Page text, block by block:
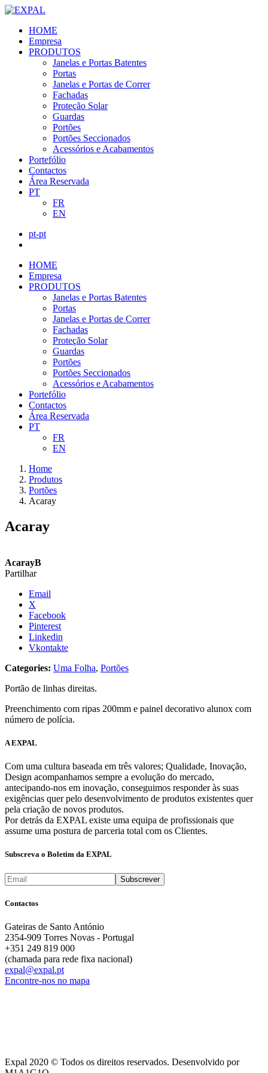
HOME
Empresa
PRODUTOS
Janelas e Portas Batentes
Portas
Janelas e Portas de Correr
Fachadas
Proteção Solar
Guardas
Portões
Portões Seccionados
Acessórios e Acabamentos
Portefólio
Contactos
Área Reservada
PT
FR
EN
pt-pt
HOME
Empresa
PRODUTOS
Janelas e Portas Batentes
Portas
Janelas e Portas de Correr
Fachadas
Proteção Solar
Guardas
Portões
Portões Seccionados
Acessórios e Acabamentos
Portefólio
Contactos
Área Reservada
PT
FR
EN
Home
Produtos
Portões
Acaray
Acaray
AcarayB
Partilhar
Email
X
Facebook
Pinterest
Linkedin
Vkontakte
Categories: Uma Folha, Portões
Portão de linhas direitas.
Preenchimento com ripas 200mm e painel decorativo alunox com
número de polícia.
A EXPAL
Com uma cultura baseada em três valores; Qualidade, Inovação,
Design acompanhamos sempre a evolução do mercado,
antecipando-nos em inovação, conseguimos responder às suas
exigências quer pelo desenvolvimento de produtos existentes quer
pela criação de novos produtos.
Por detrás da EXPAL existe uma equipa de profissionais que
assume uma postura de parceria total com os Clientes.
Subscreva o Boletim da EXPAL
Contactos
Gateiras de Santo António
2354-909 Torres Novas - Portugal
+351 249 819 000
(chamada para rede fixa nacional)
expal@expal.pt
Encontre-nos no mapa
Expal 2020 © Todos os direitos reservados. Desenvolvido por